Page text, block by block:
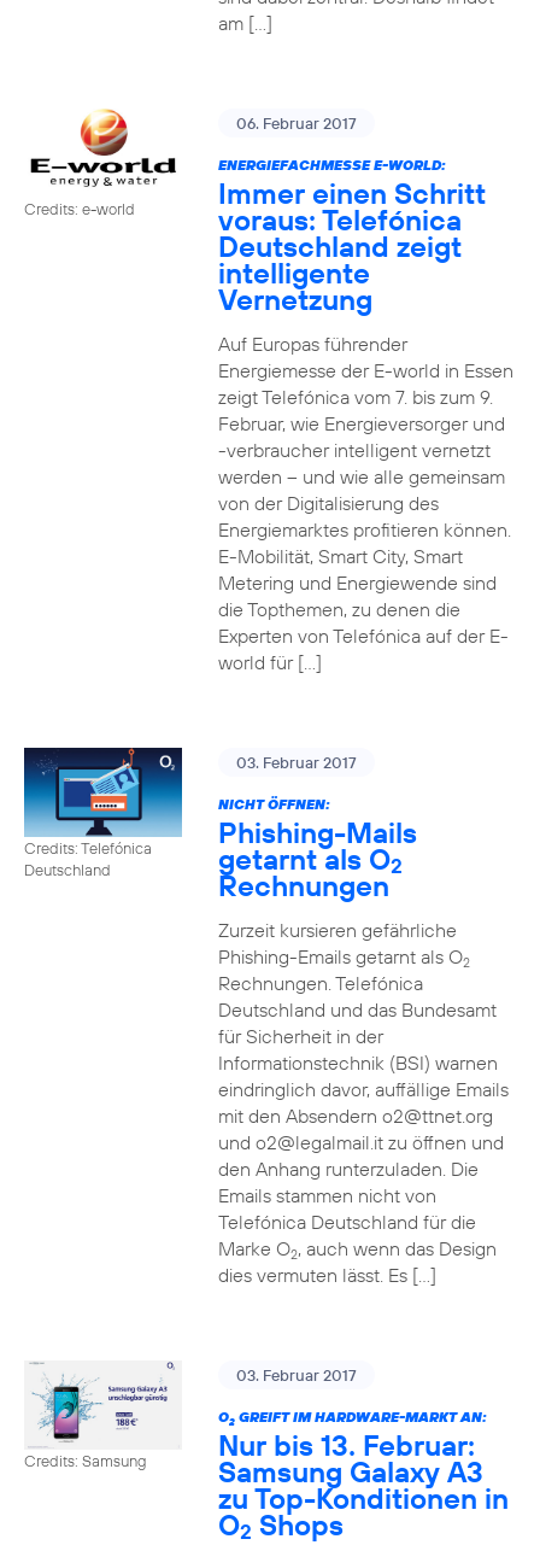
am […]
Credits: e-world
06. Februar 2017
ENERGIEFACHMESSE E-WORLD:
Immer einen Schritt
voraus: Telefónica
Deutschland zeigt
intelligente
Vernetzung
Auf Europas führender
Energiemesse der E-world in Essen
zeigt Telefónica vom 7. bis zum 9.
Februar, wie Energieversorger und
-verbraucher intelligent vernetzt
werden – und wie alle gemeinsam
von der Digitalisierung des
Energiemarktes profitieren können.
E-Mobilität, Smart City, Smart
Metering und Energiewende sind
die Topthemen, zu denen die
Experten von Telefónica auf der E-
world für […]
Credits: Telefónica
Deutschland
03. Februar 2017
NICHT ÖFFNEN:
Phishing-Mails
getarnt als O2
Rechnungen
Zurzeit kursieren gefährliche
Phishing-Emails getarnt als O2
Rechnungen. Telefónica
Deutschland und das Bundesamt
für Sicherheit in der
Informationstechnik (BSI) warnen
eindringlich davor, auffällige Emails
mit den Absendern o2@ttnet.org
und o2@legalmail.it zu öffnen und
den Anhang runterzuladen. Die
Emails stammen nicht von
Telefónica Deutschland für die
Marke O2, auch wenn das Design
dies vermuten lässt. Es […]
Credits: Samsung
03. Februar 2017
O2GREIFT IM HARDWARE-MARKT AN:
Nur bis 13. Februar:
Samsung Galaxy A3
zu Top-Konditionen in
O2 Shops